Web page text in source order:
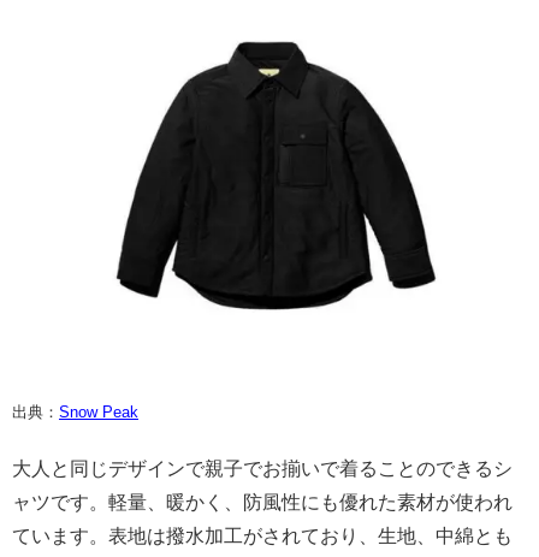
出典： Snow Peak
大人と同じデザインで親子でお揃いで着ることのできるシ
ャツです。軽量、暖かく、防風性にも優れた素材が使われ
ています。表地は撥水加工がされており、生地、中綿とも